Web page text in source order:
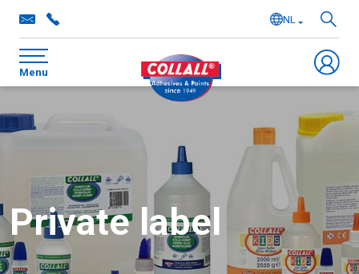
NL
Menu
Private label